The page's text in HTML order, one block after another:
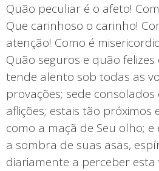
Quão peculiar é o afeto!
Que carinhoso o carinho!
atenção! Como é
Quão seguros e quão felizes
tende alento sob todas as
provações; sede
aflições; estais tão próximos
como a maçã de Seu olho;
a sombra de suas asas,
diariamente a perceber esta